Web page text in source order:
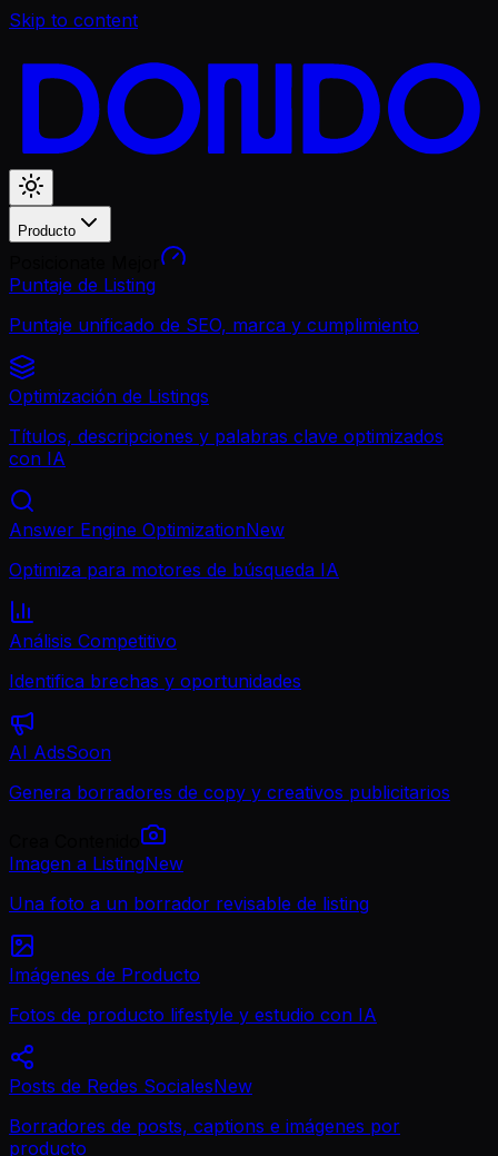
Skip to content
Producto
Puntaje de Listing
Puntaje unificado de SEO, marca y cumplimiento
Optimización de Listings
Títulos, descripciones y palabras clave optimizados
con IA
Answer Engine OptimizationNew
Optimiza para motores de búsqueda IA
Análisis Competitivo
Identifica brechas y oportunidades
AI AdsSoon
Genera borradores de copy y creativos publicitarios
Imagen a ListingNew
Una foto a un borrador revisable de listing
Imágenes de Producto
Fotos de producto lifestyle y estudio con IA
Posts de Redes SocialesNew
Borradores de posts, captions e imágenes por
producto